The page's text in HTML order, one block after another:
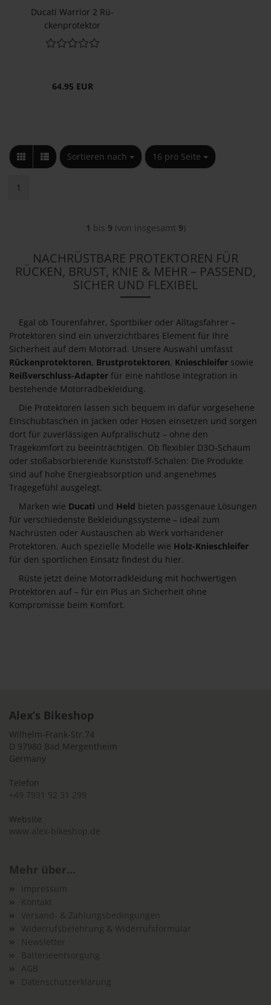
Du­ca­ti War­ri­or 2 Rü­
cken­pro­tek­tor
64.95 EUR
Sortieren nach
Sortieren nach
16 pro Seite
1
1 bis 9 (von insgesamt 9)
NACHRÜSTBARE PROTEKTOREN FÜR
RÜCKEN, BRUST, KNIE & MEHR – PASSEND,
SICHER UND FLEXIBEL
Egal ob Tourenfahrer, Sportbiker oder Alltagsfahrer –
Protektoren sind ein unverzichtbares Element für Ihre
Sicherheit auf dem Motorrad. Unsere Auswahl umfasst
Rückenprotektoren, Brustprotektoren, Knieschleifer sowie
Reißverschluss-Adapter für eine nahtlose Integration in
bestehende Motorradbekleidung.
Die Protektoren lassen sich bequem in dafür vorgesehene
Einschubtaschen in Jacken oder Hosen einsetzen und sorgen
dort für zuverlässigen Aufprallschutz – ohne den
Tragekomfort zu beeinträchtigen. Ob flexibler D3O-Schaum
oder stoßabsorbierende Kunststoff-Schalen: Die Produkte
sind auf hohe Energieabsorption und angenehmes
Tragegefühl ausgelegt.
Marken wie Ducati und Held bieten passgenaue Lösungen
für verschiedenste Bekleidungssysteme – ideal zum
Nachrüsten oder Austauschen ab Werk vorhandener
Protektoren. Auch spezielle Modelle wie Holz-Knieschleifer
für den sportlichen Einsatz findest du hier.
Rüste jetzt deine Motorradkleidung mit hochwertigen
Protektoren auf – für ein Plus an Sicherheit ohne
Kompromisse beim Komfort.
Alex’s Bikeshop
Wilhelm-Frank-Str.74
D 97980 Bad Mergentheim
Germany
Telefon
+49 7931 92 31 299
Website
www.alex-bikeshop.de
Mehr über...
Impressum
Kontakt
Versand- & Zahlungsbedingungen
Widerrufsbelehrung & Widerrufsformular
Newsletter
Batterieentsorgung
AGB
Datenschutzerklärung